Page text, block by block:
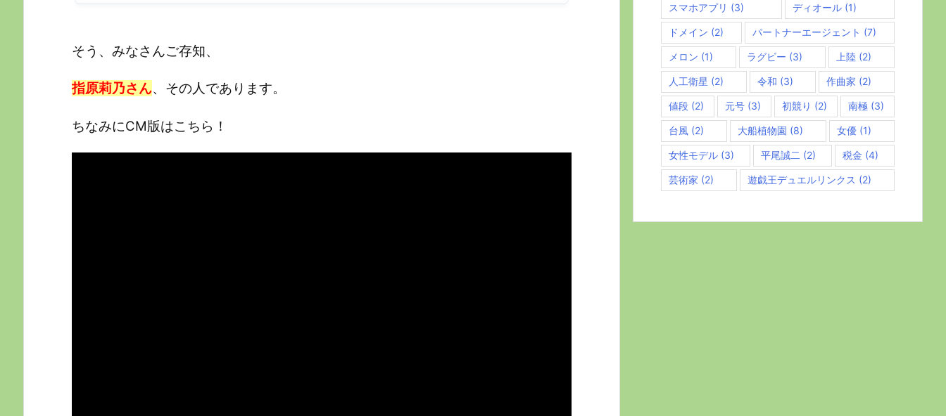
そう、みなさんご存知、
指原莉乃さん、その人であります。
ちなみにCM版はこちら！
スマホアプリ (3) ディオール (1)
ドメイン (2) パートナーエージェント (7)
メロン (1) ラグビー (3) 上陸 (2)
人工衛星 (2) 令和 (3) 作曲家 (2)
値段 (2) 元号 (3) 初競り (2) 南極 (3)
台風 (2) 大船植物園 (8) 女優 (1)
女性モデル (3) 平尾誠二 (2) 税金 (4)
芸術家 (2) 遊戯王デュエルリンクス (2)